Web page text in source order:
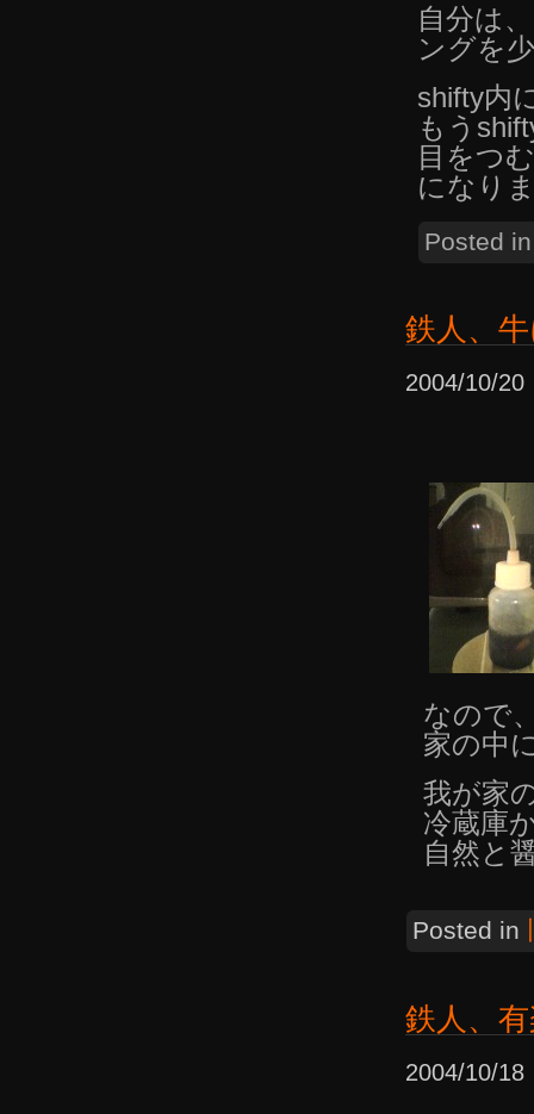
自分は、
ングを
shifty内
もう
目をつ
になり
Posted
鉄人、
2004/10/
なので
家の中
我が家
冷蔵庫
自然と
Posted in
鉄人、
2004/10/